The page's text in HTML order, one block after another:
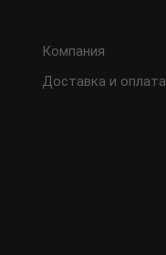
Компания
Доставка и оплата